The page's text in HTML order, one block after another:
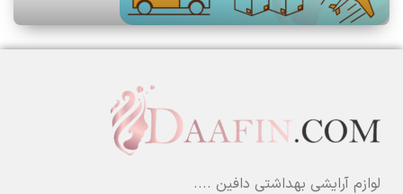
لوازم آرایشی بهداشتی دافین ....